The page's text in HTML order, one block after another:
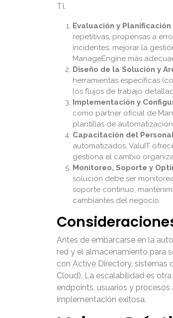
TI.
Evaluación y
repetitivas, propensas a
incidentes, mejorar la
ManageEngine más
Diseño de la Solución y
herramientas específicas
los flujos de trabajo
Implementación y
como partner oficial de
plantillas de
Capacitación del
automatizados. ValuIT
gestiona el cambio
Monitoreo, Soporte y
solución debe ser
soporte continuo,
cambiantes del negocio.
Antes de embarcarse en la
red y el almacenamiento para
con Active Directory, sistemas
Cloud). La escalabilidad es
endpoints, usuarios y
implementación exitosa.